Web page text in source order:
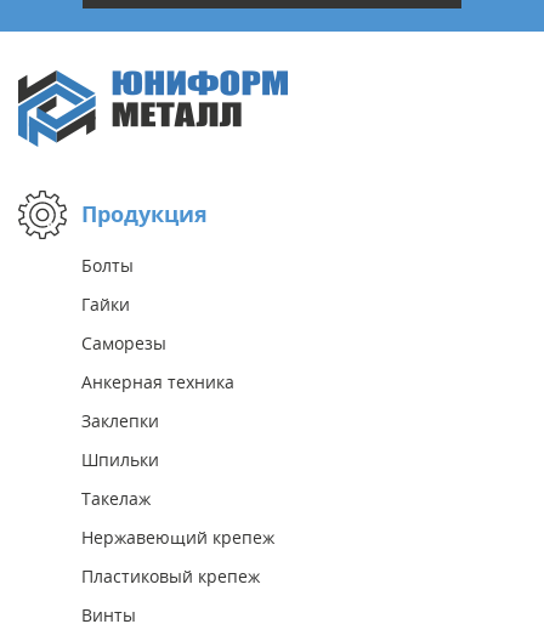
Продукция
Болты
Гайки
Саморезы
Анкерная техника
Заклепки
Шпильки
Такелаж
Нержавеющий крепеж
Пластиковый крепеж
Винты